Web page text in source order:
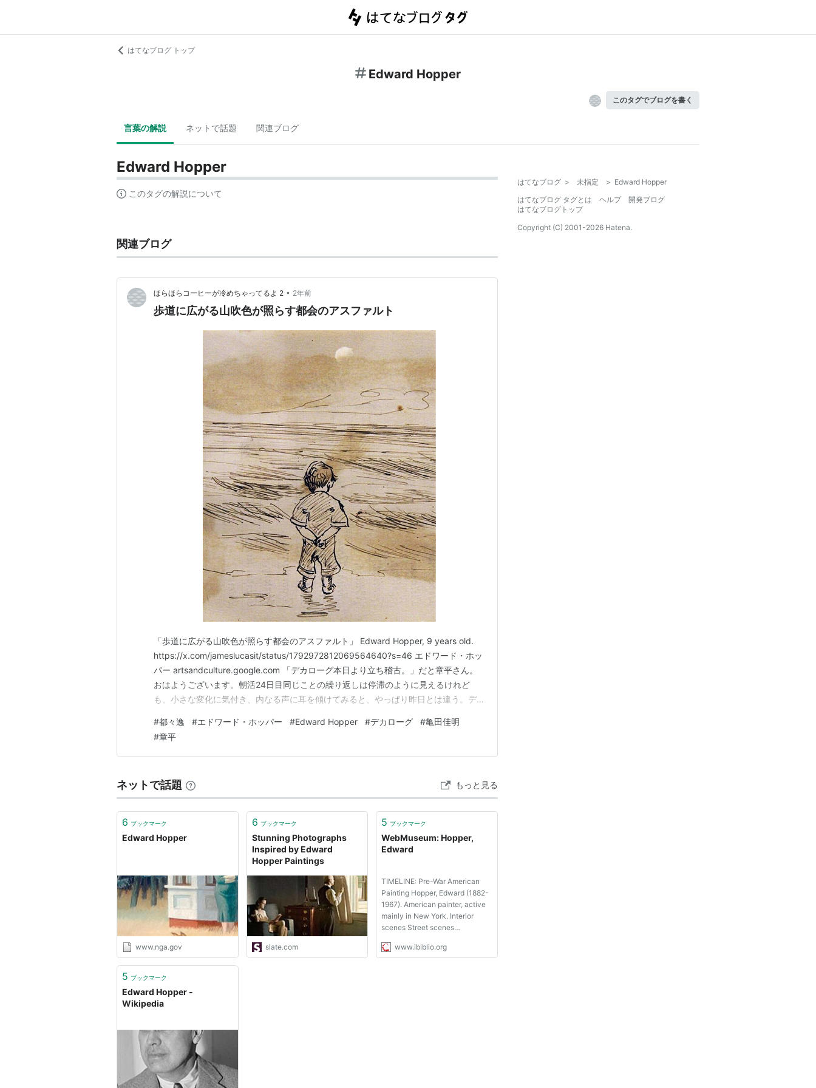
はてなブログ トップ
Edward Hopper
このタグでブログを書く
言葉の解説 ネットで話題 関連ブログ
Edward Hopper
このタグの解説について
関連ブログ
ほらほらコーヒーが冷めちゃってるよ 2 • 2年前
歩道に広がる山吹色が照らす都会のアスファルト
「歩道に広がる山吹色が照らす都会のアスファルト」 Edward Hopper, 9 years old.
https://x.com/jameslucasit/status/1792972812069564640?s=46 エドワード・ホッ
パー artsandculture.google.com 「デカローグ本日より立ち稽古。」だと章平さん。
おはようございます。朝活24日目同じことの繰り返しは停滞のように見えるけれど
も、小さな変化に気付き、内なる声に耳を傾けてみると、やっぱり昨日とは違う。デカ
pic.twitter.com/d…
#都々逸 #エドワード・ホッパー #Edward Hopper #デカローグ #亀田佳明
#章平
ネットで話題 もっと見る
6 ブックマーク
Edward Hopper
www.nga.gov
6 ブックマーク
Stunning Photographs
Inspired by Edward
Hopper Paintings
slate.com
5 ブックマーク
WebMuseum: Hopper,
Edward
TIMELINE: Pre-War American
Painting Hopper, Edward (1882-
1967). American painter, active
mainly in New York. Interior
scenes Street scenes
Robert Henri, 1900-06, and
www.ibiblio.org
5 ブックマーク
Edward Hopper -
Wikipedia
はてなブログ > 未指定 > Edward Hopper
はてなブログ タグとは
ヘルプ
開発ブログ
はてなブログトップ
Copyright (C) 2001-2026 Hatena.